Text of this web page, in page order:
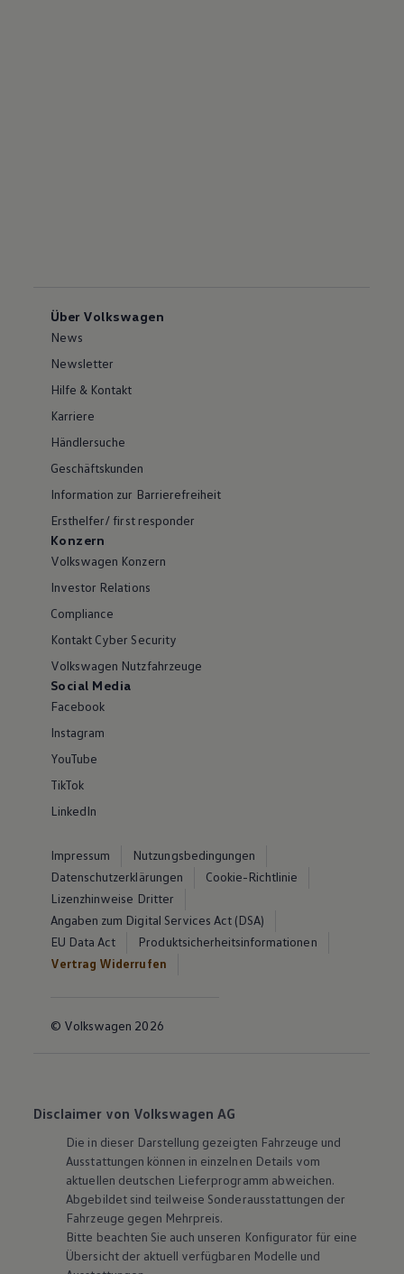
Über Volkswagen
News
Newsletter
Hilfe & Kontakt
Karriere
Händlersuche
Geschäftskunden
Information zur Barrierefreiheit
Ersthelfer/ first responder
Konzern
Volkswagen Konzern
Investor Relations
Compliance
Kontakt Cyber Security
Volkswagen Nutzfahrzeuge
Social Media
Facebook
Instagram
YouTube
TikTok
LinkedIn
Impressum
Nutzungsbedingungen
Datenschutzerklärungen
Cookie-Richtlinie
Lizenzhinweise Dritter
Angaben zum Digital Services Act (DSA)
EU Data Act
Produktsicherheitsinformationen
Vertrag Widerrufen
© Volkswagen 2026
Disclaimer von Volkswagen AG
Die in dieser Darstellung gezeigten Fahrzeuge und
Ausstattungen können in einzelnen Details vom
aktuellen deutschen Lieferprogramm abweichen.
Abgebildet sind teilweise Sonderausstattungen der
Fahrzeuge gegen Mehrpreis.
Bitte beachten Sie auch unseren Konfigurator für eine
Übersicht der aktuell verfügbaren Modelle und